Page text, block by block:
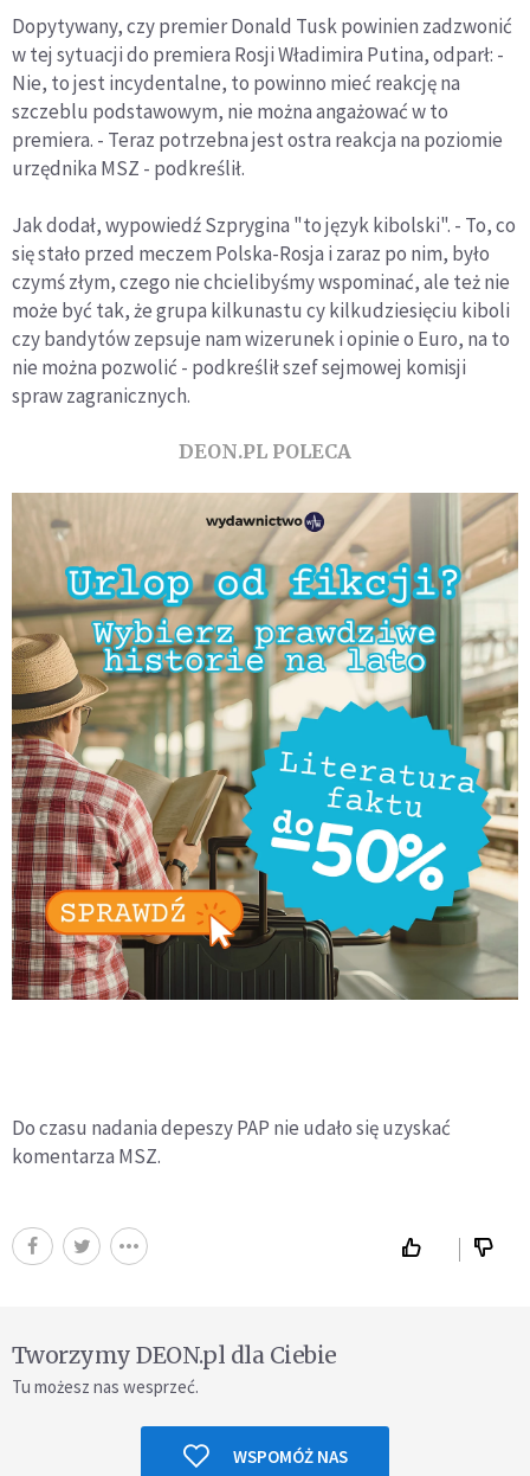
Dopytywany, czy premier Donald Tusk powinien zadzwonić
w tej sytuacji do premiera Rosji Władimira Putina, odparł: -
Nie, to jest incydentalne, to powinno mieć reakcję na
szczeblu podstawowym, nie można angażować w to
premiera. - Teraz potrzebna jest ostra reakcja na poziomie
urzędnika MSZ - podkreślił.
Jak dodał, wypowiedź Szprygina "to język kibolski". - To, co
się stało przed meczem Polska-Rosja i zaraz po nim, było
czymś złym, czego nie chcielibyśmy wspominać, ale też nie
może być tak, że grupa kilkunastu cy kilkudziesięciu kiboli
czy bandytów zepsuje nam wizerunek i opinie o Euro, na to
nie można pozwolić - podkreślił szef sejmowej komisji
spraw zagranicznych.
DEON.PL POLECA
Do czasu nadania depeszy PAP nie udało się uzyskać
komentarza MSZ.
Tworzymy DEON.pl dla Ciebie
Tu możesz nas wesprzeć.
WSPOMÓŻ NAS